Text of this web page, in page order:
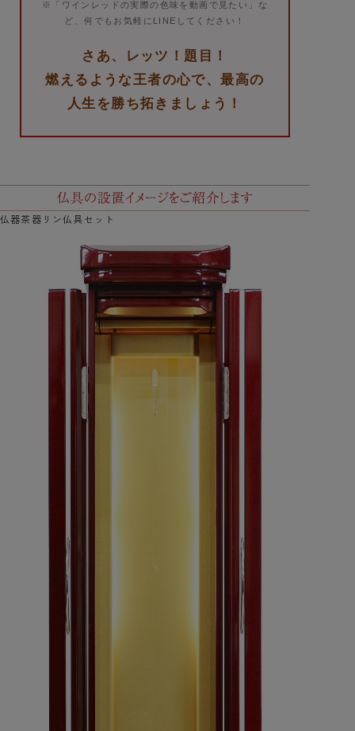
※「ワインレッドの実際の色味を動画で見たい」な
ど、何でもお気軽にLINEしてください！
さあ、レッツ！題目！
燃えるような王者の心で、最高の
人生を勝ち拓きましょう！
仏器茶器リン仏具セット